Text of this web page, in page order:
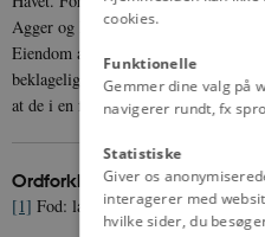
Agger og Harboøer Sogne er intet
Eiendom andetsteds have disse
beklagelige Tilstand ikke er
at de i en fortrinlig Grad nyde
Ordforklaringer m.m.
[1] Fod: længdeenhed. En dansk fod
cookies.
Funktionelle
Gemmer dine valg på
navigerer rundt, fx
Statistiske
Giver os
interagerer med
hvilke sider, du